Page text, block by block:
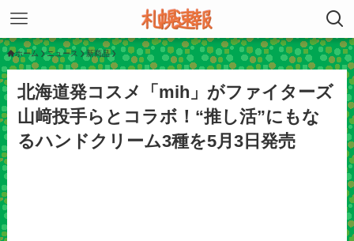
ホーム ニュース 新商品
北海道発コスメ「mih」がファイターズ
山﨑投手らとコラボ！“推し活”にもな
るハンドクリーム3種を5月3日発売